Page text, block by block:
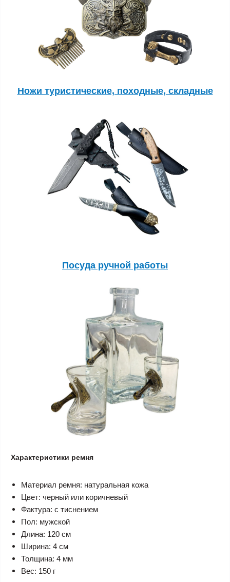
Ножи туристические, походные, складные
Посуда ручной работы
Характеристики ремня
Материал ремня: натуральная кожа
Цвет: черный или коричневый
Фактура: с тиснением
Пол: мужской
Длина: 120 см
Ширина: 4 см
Толщина: 4 мм
Вес: 150 г